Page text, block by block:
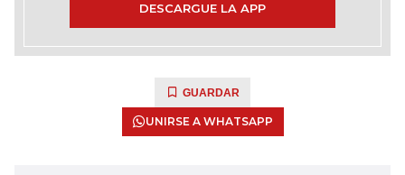
DESCARGUE LA APP
GUARDAR
UNIRSE A WHATSAPP